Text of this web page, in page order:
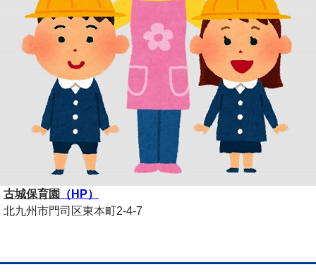
古城保育園
（HP）
北九州市門司区東本町2-4-7